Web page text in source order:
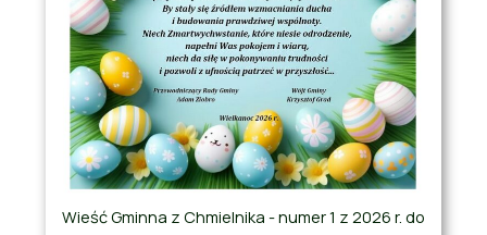
Wieść Gminna z Chmielnika - numer 1 z 2026 r. do